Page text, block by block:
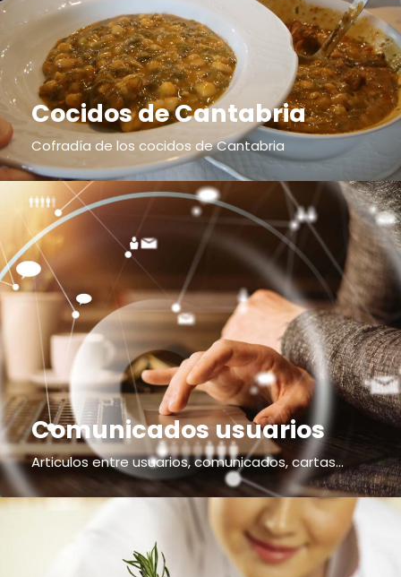
Cocidos de Cantabria
Cofradía de los cocidos de Cantabria
Comunicados usuarios
Articulos entre usuarios, comunicados, cartas...